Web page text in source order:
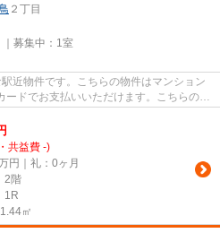
２丁目
募集中： 1室
近物件です。こちらの物件はマンション
ードでお支払いいただけます。こちらの物
共益費 -)
円｜礼：0ヶ月
2階
1R
㎡